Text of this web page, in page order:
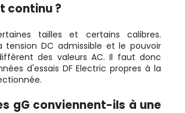
continu ?
tailles et certains calibres.
tension DC admissible et le pouvoir
des valeurs AC. Il faut donc
d'essais DF Electric propres à la
gG conviennent-ils à une